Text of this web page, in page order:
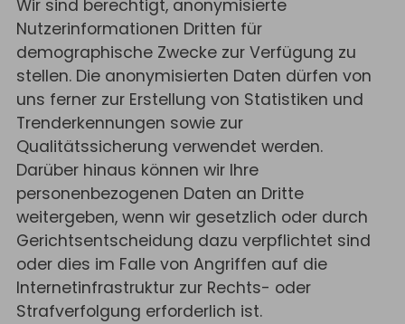
Wir sind berechtigt, anonymisierte
Nutzerinformationen Dritten für
demographische Zwecke zur Verfügung zu
stellen. Die anonymisierten Daten dürfen von
uns ferner zur Erstellung von Statistiken und
Trenderkennungen sowie zur
Qualitätssicherung verwendet werden.
Darüber hinaus können wir Ihre
personenbezogenen Daten an Dritte
weitergeben, wenn wir gesetzlich oder durch
Gerichtsentscheidung dazu verpflichtet sind
oder dies im Falle von Angriffen auf die
Internetinfrastruktur zur Rechts- oder
Strafverfolgung erforderlich ist.